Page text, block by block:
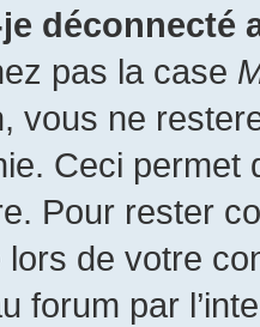
déconnecté
pas la case
vous ne
Ceci permet
Pour rester
de votre
forum par